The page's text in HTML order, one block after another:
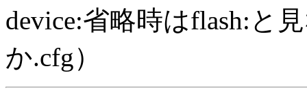
device:省略時はflash:と
か.cfg）